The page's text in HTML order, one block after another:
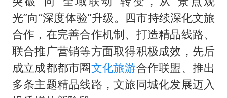
光”向“深度体验”升级。四市持续深化文旅
合作，在完善合作机制、打造精品线路、
联合推广营销等方面取得积极成效，先后
成立成都都市圈文化旅游合作联盟、推出
多条主题精品线路，文旅同城化发展迈入